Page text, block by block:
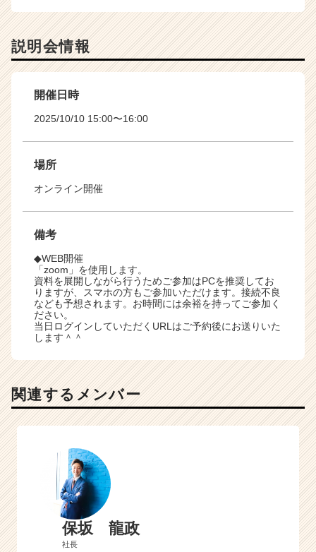
説明会情報
開催日時
2025/10/10 15:00〜16:00
場所
オンライン開催
備考
◆WEB開催
「zoom」を使用します。
資料を展開しながら行うためご参加はPCを推奨してお
りますが、スマホの方もご参加いただけます。接続不良
なども予想されます。お時間には余裕を持ってご参加く
ださい。
当日ログインしていただくURLはご予約後にお送りいた
します＾＾
関連するメンバー
保坂 龍政
社長